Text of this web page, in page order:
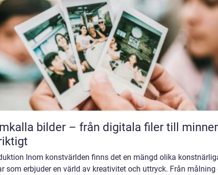
bilder – från digitala filer till
Inom konstvärlden finns det en mängd olika
som erbjuder en värld av kreativitet och uttryck. Från målning